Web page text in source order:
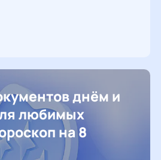
днём и
любимых
на 8